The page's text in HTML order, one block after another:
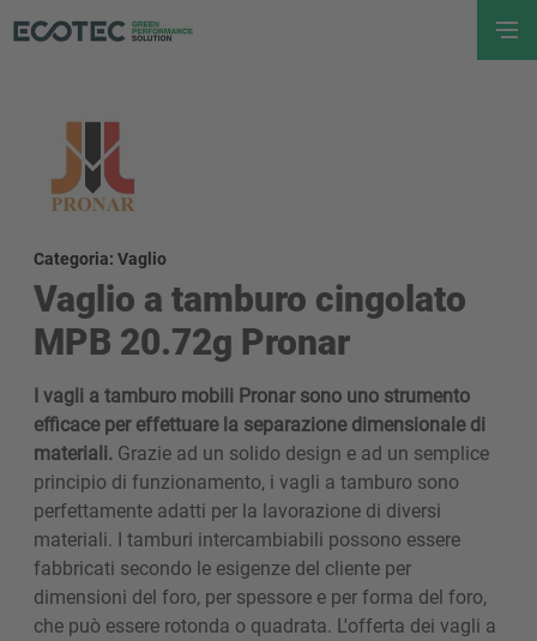
Categoria: Vaglio
Vaglio a tamburo cingolato
MPB 20.72g Pronar
I vagli a tamburo mobili Pronar sono uno strumento
efficace per effettuare la separazione dimensionale di
materiali. Grazie ad un solido design e ad un semplice
principio di funzionamento, i vagli a tamburo sono
perfettamente adatti per la lavorazione di diversi
materiali. I tamburi intercambiabili possono essere
fabbricati secondo le esigenze del cliente per
dimensioni del foro, per spessore e per forma del foro,
che può essere rotonda o quadrata. L'offerta dei vagli a